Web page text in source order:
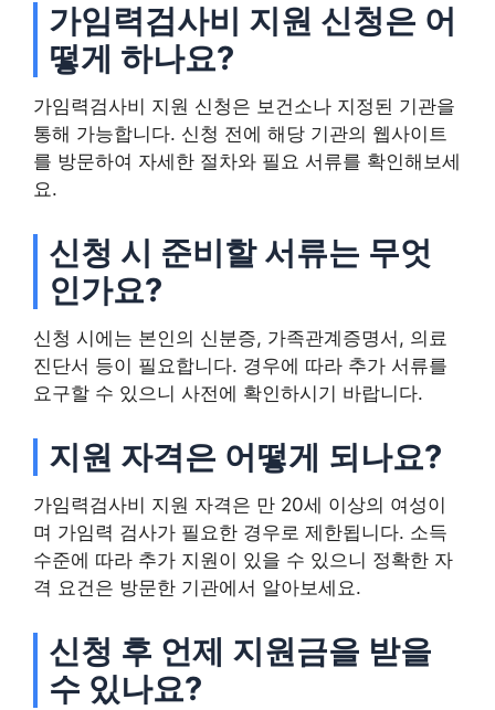
가임력검사비 지원 신청은 어
떻게 하나요?
가임력검사비 지원 신청은 보건소나 지정된 기관을
통해 가능합니다. 신청 전에 해당 기관의 웹사이트
를 방문하여 자세한 절차와 필요 서류를 확인해보세
요.
신청 시 준비할 서류는 무엇
인가요?
신청 시에는 본인의 신분증, 가족관계증명서, 의료
진단서 등이 필요합니다. 경우에 따라 추가 서류를
요구할 수 있으니 사전에 확인하시기 바랍니다.
지원 자격은 어떻게 되나요?
가임력검사비 지원 자격은 만 20세 이상의 여성이
며 가임력 검사가 필요한 경우로 제한됩니다. 소득
수준에 따라 추가 지원이 있을 수 있으니 정확한 자
격 요건은 방문한 기관에서 알아보세요.
신청 후 언제 지원금을 받을
수 있나요?